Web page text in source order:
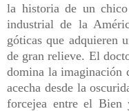
la historia de un
industrial de la
góticas que adquieren
de gran relieve. El
domina la imaginación
acecha desde la
forcejea entre el